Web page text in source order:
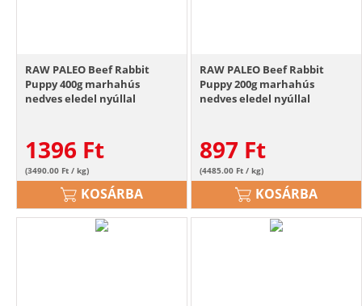
RAW PALEO Beef Rabbit
Puppy 400g marhahús
nedves eledel nyúllal
1396 Ft
(3490.00 Ft / kg)
KOSÁRBA
RAW PALEO Beef Rabbit
Puppy 200g marhahús
nedves eledel nyúllal
897 Ft
(4485.00 Ft / kg)
KOSÁRBA